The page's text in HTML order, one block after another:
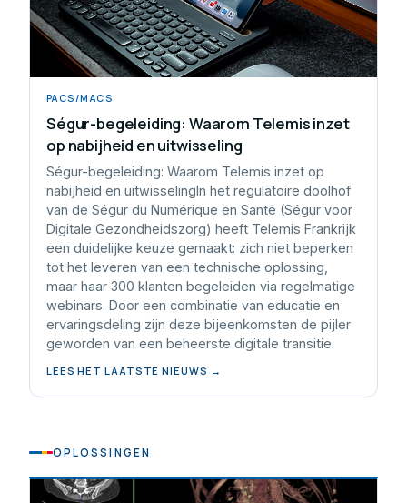
PACS/MACS
Ségur-begeleiding: Waarom Telemis inzet
op nabijheid en uitwisseling
Ségur-begeleiding: Waarom Telemis inzet op
nabijheid en uitwisselingIn het regulatoire doolhof
van de Ségur du Numérique en Santé (Ségur voor
Digitale Gezondheidszorg) heeft Telemis Frankrijk
een duidelijke keuze gemaakt: zich niet beperken
tot het leveren van een technische oplossing,
maar haar 300 klanten begeleiden via regelmatige
webinars. Door een combinatie van educatie en
ervaringsdeling zijn deze bijeenkomsten de pijler
geworden van een beheerste digitale transitie.
LEES HET LAATSTE NIEUWS →
OPLOSSINGEN